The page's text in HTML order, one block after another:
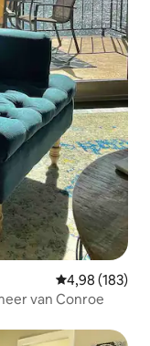
Gemiddelde
4,98 (183)
van Conroe